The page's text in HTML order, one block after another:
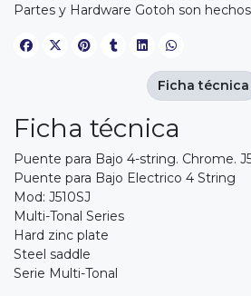
Partes y Hardware Gotoh son
Ficha técnica
Puente para Bajo 4-string. Chrome.
Puente para Bajo Electrico 4 String
Mod: J510SJ
Multi-Tonal Series
Hard zinc plate
Steel saddle
Serie Multi-Tonal
Ficha técnica